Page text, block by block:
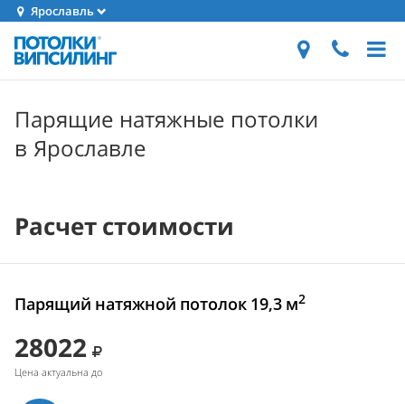
Ярославль
Парящие натяжные потолки
в Ярославле
Расчет стоимости
Парящий натяжной потолок 19,3 м2
28022
Цена актуальна до